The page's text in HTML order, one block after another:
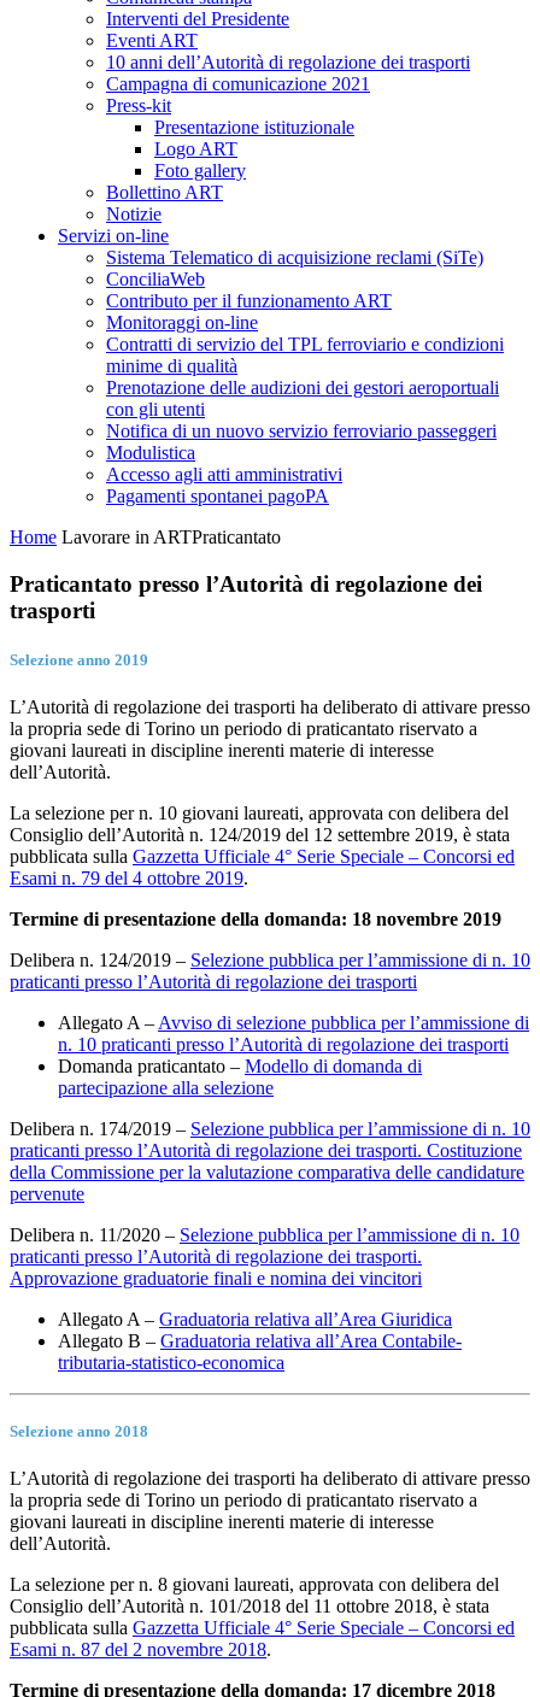
Interventi del Presidente
Eventi ART
10 anni dell’Autorità di regolazione dei trasporti
Campagna di comunicazione 2021
Press-kit
Presentazione istituzionale
Logo ART
Foto gallery
Bollettino ART
Notizie
Servizi on-line
Sistema Telematico di acquisizione reclami (SiTe)
ConciliaWeb
Contributo per il funzionamento ART
Monitoraggi on-line
Contratti di servizio del TPL ferroviario e condizioni
minime di qualità
Prenotazione delle audizioni dei gestori aeroportuali
con gli utenti
Notifica di un nuovo servizio ferroviario passeggeri
Modulistica
Accesso agli atti amministrativi
Pagamenti spontanei pagoPA
Home Lavorare in ARTPraticantato
Praticantato presso l’Autorità di regolazione dei
trasporti
Selezione anno 2019
L’Autorità di regolazione dei trasporti ha deliberato di attivare presso
la propria sede di Torino un periodo di praticantato riservato a
giovani laureati in discipline inerenti materie di interesse
dell’Autorità.
La selezione per n. 10 giovani laureati, approvata con delibera del
Consiglio dell’Autorità n. 124/2019 del 12 settembre 2019, è stata
pubblicata sulla Gazzetta Ufficiale 4° Serie Speciale – Concorsi ed
Esami n. 79 del 4 ottobre 2019.
Termine di presentazione della domanda: 18 novembre 2019
Delibera n. 124/2019 – Selezione pubblica per l’ammissione di n. 10
praticanti presso l’Autorità di regolazione dei trasporti
Allegato A – Avviso di selezione pubblica per l’ammissione di
n. 10 praticanti presso l’Autorità di regolazione dei trasporti
Domanda praticantato – Modello di domanda di
partecipazione alla selezione
Delibera n. 174/2019 – Selezione pubblica per l’ammissione di n. 10
praticanti presso l’Autorità di regolazione dei trasporti. Costituzione
della Commissione per la valutazione comparativa delle candidature
pervenute
Delibera n. 11/2020 – Selezione pubblica per l’ammissione di n. 10
praticanti presso l’Autorità di regolazione dei trasporti.
Approvazione graduatorie finali e nomina dei vincitori
Allegato A – Graduatoria relativa all’Area Giuridica
Allegato B – Graduatoria relativa all’Area Contabile-
tributaria-statistico-economica
Selezione anno 2018
L’Autorità di regolazione dei trasporti ha deliberato di attivare presso
la propria sede di Torino un periodo di praticantato riservato a
giovani laureati in discipline inerenti materie di interesse
dell’Autorità.
La selezione per n. 8 giovani laureati, approvata con delibera del
Consiglio dell’Autorità n. 101/2018 del 11 ottobre 2018, è stata
pubblicata sulla Gazzetta Ufficiale 4° Serie Speciale – Concorsi ed
Esami n. 87 del 2 novembre 2018.
Termine di presentazione della domanda: 17 dicembre 2018